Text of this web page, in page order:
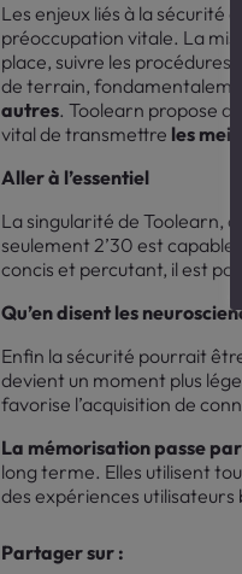
Les enjeux liés à la
préoccupation vitale. La
place, suivre les
de terrain,
autres. Toolearn propose
vital de transmettre les
Aller à l’essentiel
La singularité de Toolearn,
seulement 2’30 est
concis et percutant, il est
Qu’en disent les
Enfin la sécurité pourrait
devient un moment plus
favorise l’acquisition de
La mémorisation passe
long terme. Elles utilisent
des expériences utilisateurs
Partager sur :